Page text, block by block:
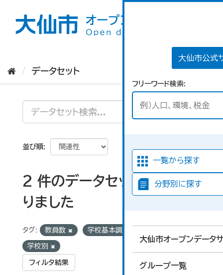
大仙市公式
フリーワード検索
一覧から探す
分野別に探す
大仙市オープンデータ
グループ一覧
データセット
並び順
2 件のデータセットが見つか
りました
タグ: 教員数 学校基本調査
学校別
フィルタ結果